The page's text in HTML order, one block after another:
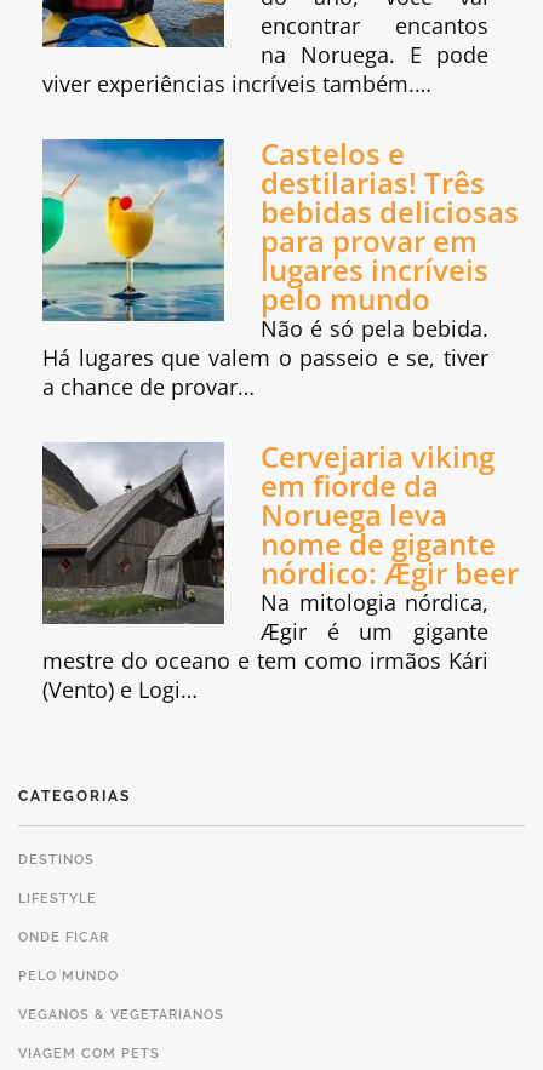
encontrar encantos
na Noruega. E pode
viver experiências incríveis também.…
Castelos e
destilarias! Três
bebidas deliciosas
para provar em
lugares incríveis
pelo mundo
Não é só pela bebida.
Há lugares que valem o passeio e se, tiver
a chance de provar…
Cervejaria viking
em fiorde da
Noruega leva
nome de gigante
nórdico: Ægir beer
Na mitologia nórdica,
Ægir é um gigante
mestre do oceano e tem como irmãos Kári
(Vento) e Logi…
CATEGORIAS
DESTINOS
LIFESTYLE
ONDE FICAR
PELO MUNDO
VEGANOS & VEGETARIANOS
VIAGEM COM PETS